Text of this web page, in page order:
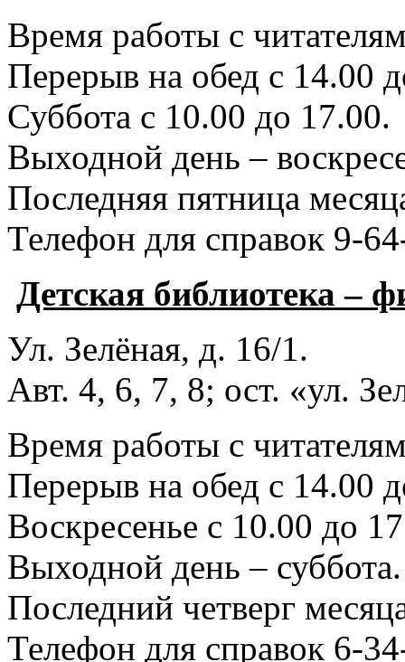
Время работы с
Перерыв на обед с 14.00
Суббота с 10.00 до 17.00.
Выходной день –
Последняя пятница
Телефон для справок 9-
Детская библиотека –
Ул. Зелёная, д. 16/1.
Авт. 4, 6, 7, 8; ост. «ул.
Время работы с
Перерыв на обед с 14.00
Воскресенье с 10.00 до
Выходной день – суббота.
Последний четверг
Телефон для справок 6-